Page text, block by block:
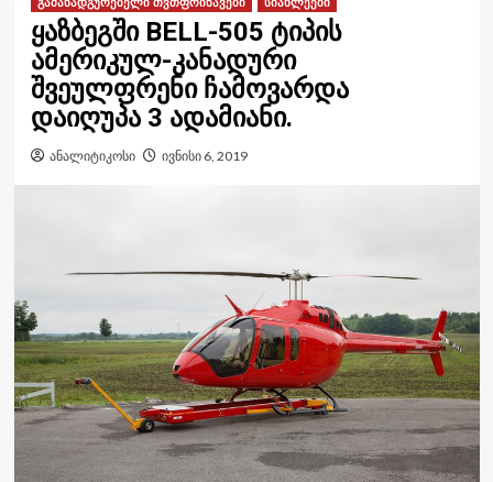
ყაზბეგში BELL-505 ტიპის
ამერიკულ-კანადური
შვეულფრენი ჩამოვარდა
დაიღუპა 3 ადამიანი.
ანალიტიკოსი ივნისი 6, 2019